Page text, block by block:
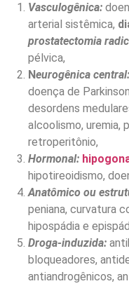
Vasculogênica:
arterial sistêmica,
prostatectomia
pélvica,
Neurogênica central:
doença de
desordens
alcoolismo, uremia,
retroperitônio,
Hormonal:
hipotireoidismo,
Anatômico ou
peniana, curvatura
hipospádia e
Droga-induzida:
bloqueadores,
antiandrogênicos,